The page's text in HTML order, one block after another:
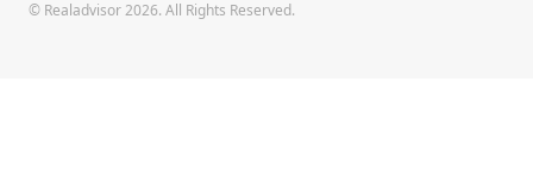
© Realadvisor 2026. All Rights Reserved.